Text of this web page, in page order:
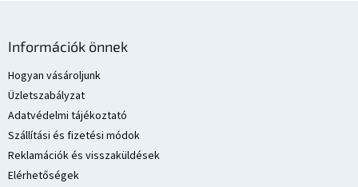
Információk önnek
Hogyan vásároljunk
Üzletszabályzat
Adatvédelmi tájékoztató
Szállítási és fizetési módok
Reklamációk és visszaküldések
Elérhetőségek